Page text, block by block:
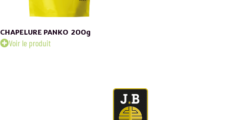
CHAPELURE PANKO 200g
Voir le produit